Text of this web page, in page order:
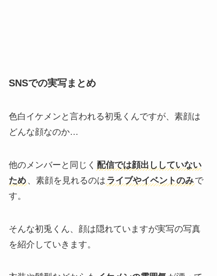
SNSでの実写まとめ
色白イケメンと言われる初兎くんですが、素顔は
どんな顔なのか…
他のメンバーと同じく 配信では顔出ししていない
ため 、素顔を見れるのは ライブやイベントのみで
す。
そんな初兎くん、顔は隠れていますが実写の写真
を紹介していきます。